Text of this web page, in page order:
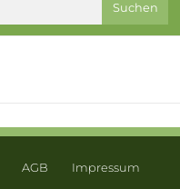
Suchen
AGB Impressum